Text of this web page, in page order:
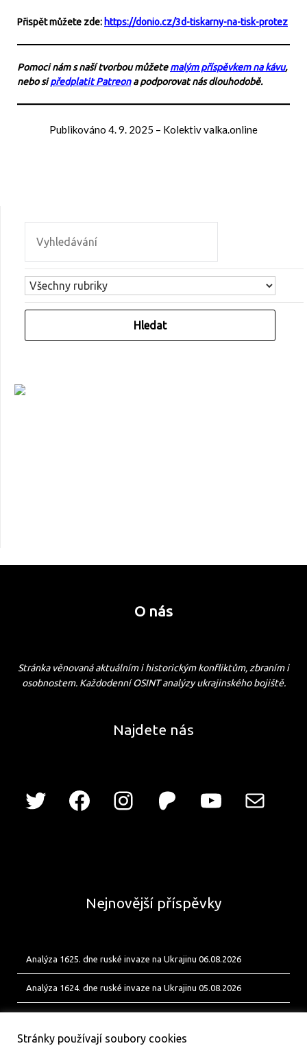
Přispět můžete zde: https://donio.cz/3d-tiskarny-na-tisk-protez
Pomoci nám s naší tvorbou můžetemalým příspěvkem na kávu,
nebo sipředplatit Patreona podporovat nás dlouhodobě.
Publikováno 4. 9. 2025 – Kolektiv valka.online
O nás
Stránka věnovaná aktuálním i historickým konfliktům, zbraním i
osobnostem. Každodenní OSINT analýzy ukrajinského bojiště.
Najdete nás
Nejnovější příspěvky
Analýza 1625. dne ruské invaze na Ukrajinu 06.08.2026
Analýza 1624. dne ruské invaze na Ukrajinu 05.08.2026
Stránky používají soubory cookies